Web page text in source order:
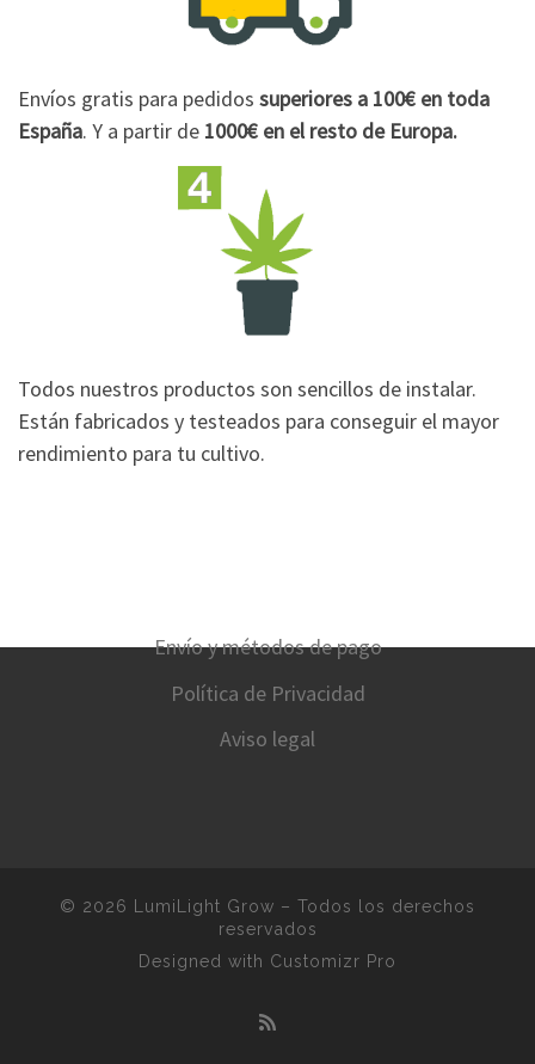
Envíos gratis para pedidos superiores a 100€ en toda
España. Y a partir de 1000€ en el resto de Europa.
Todos nuestros productos son sencillos de instalar.
Están fabricados y testeados para conseguir el mayor
rendimiento para tu cultivo.
Envío y métodos de pago
Política de Privacidad
Aviso legal
© 2026 LumiLight Grow – Todos los derechos
reservados
Designed with Customizr Pro